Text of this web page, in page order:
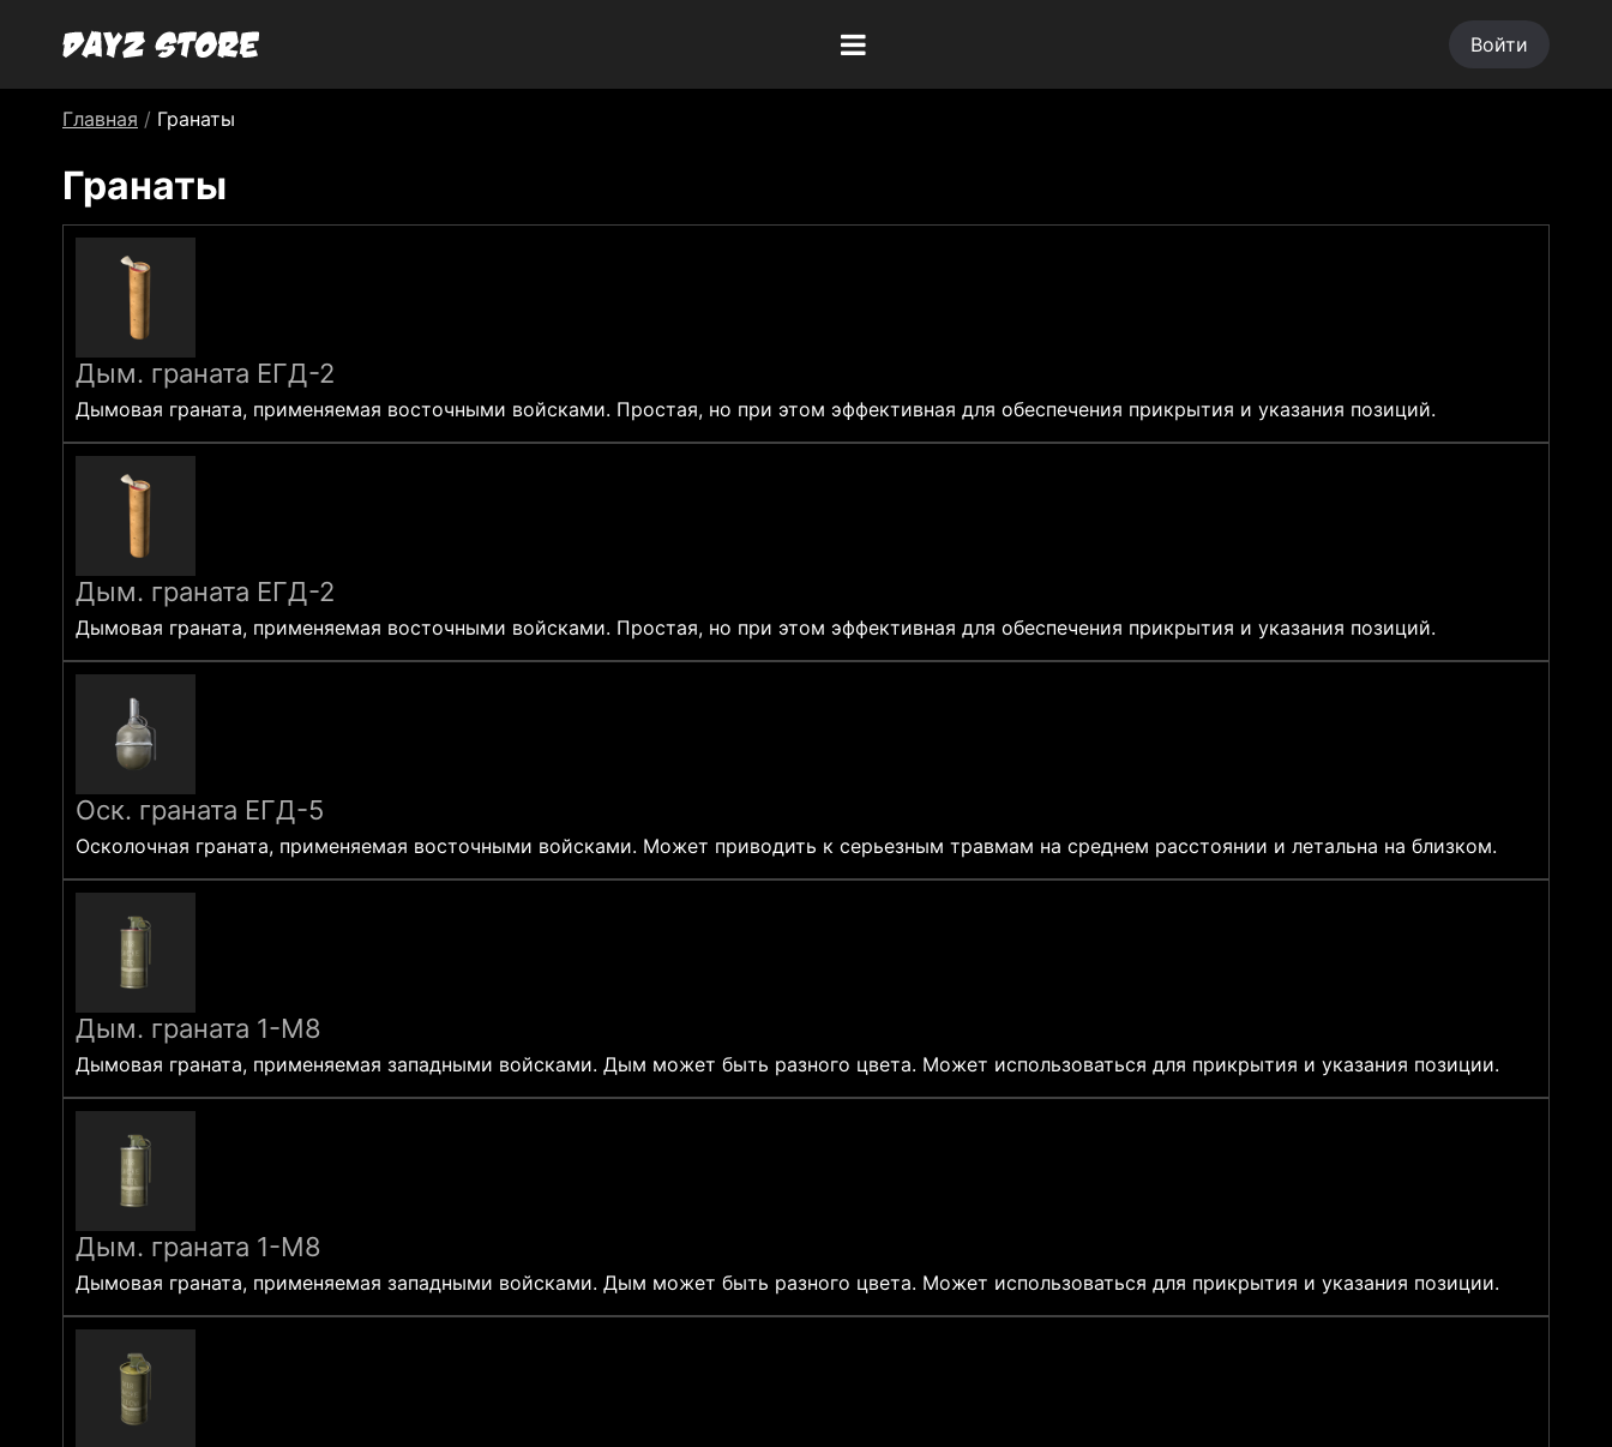
Войти
Главная / Гранаты
Гранаты
Дым. граната ЕГД-2
Дымовая граната, применяемая восточными войсками. Простая, но при этом эффективная для обеспечения прикрытия и указания позиций.
Дым. граната ЕГД-2
Дымовая граната, применяемая восточными войсками. Простая, но при этом эффективная для обеспечения прикрытия и указания позиций.
Оск. граната ЕГД-5
Осколочная граната, применяемая восточными войсками. Может приводить к серьезным травмам на среднем расстоянии и летальна на близком.
Дым. граната 1-M8
Дымовая граната, применяемая западными войсками. Дым может быть разного цвета. Может использоваться для прикрытия и указания позиции.
Дым. граната 1-M8
Дымовая граната, применяемая западными войсками. Дым может быть разного цвета. Может использоваться для прикрытия и указания позиции.